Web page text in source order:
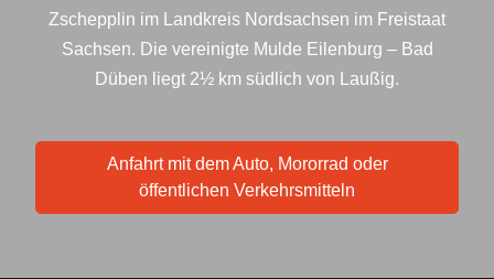
Zschepplin im Landkreis Nordsachsen im Freistaat
Sachsen. Die vereinigte Mulde Eilenburg – Bad
Düben liegt 2½ km südlich von Laußig.
Anfahrt mit dem Auto, Mororrad oder
öffentlichen Verkehrsmitteln